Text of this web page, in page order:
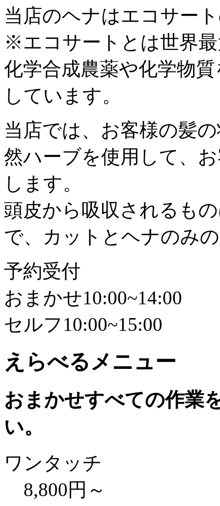
当店のヘナはエコサー
※エコサートとは世界
化学合成農薬や化学物
しています。
当店では、お客様の髪
然ハーブを使用して、
します。
頭皮から吸収されるも
で、カットとヘナのみ
予約受付
おまかせ10:00~14:00
セルフ10:00~15:00
えらべるメニュー
おまかせすべての作業
い。
ワンタッチ
8,800円～